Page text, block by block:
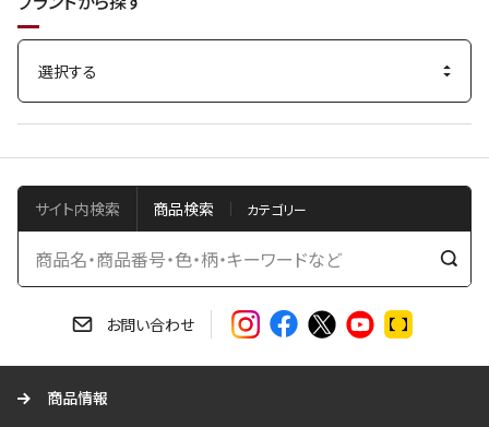
サイト内検索 商品検索
検
お問い合わせ
商品情報